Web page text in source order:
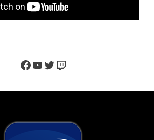
Facebook
YouTube
Twitter
Twitch